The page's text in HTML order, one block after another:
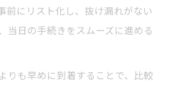
前にリスト化し、抜け漏れがない
当日の手続きをスムーズに進める
りも早めに到着することで、比較